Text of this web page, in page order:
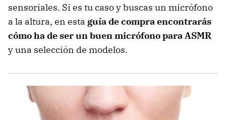
sensoriales. Si es tu caso y buscas un micrófono
a la altura, en esta guía de compra encontrarás
cómo ha de ser un buen micrófono para ASMR
y una selección de modelos.